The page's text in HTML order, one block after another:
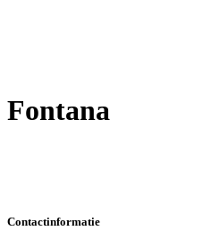
Fontana
Contactinformatie